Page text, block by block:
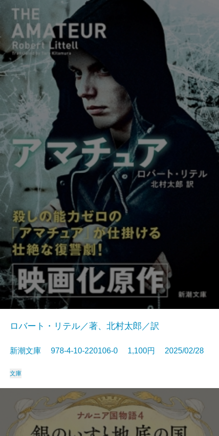
ロバート・リテル／著、北村太郎／訳
新潮文庫 978-4-10-220106-0 1,100円 2025/02/28
文庫